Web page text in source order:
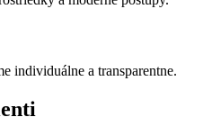
individuálne a transparentne.